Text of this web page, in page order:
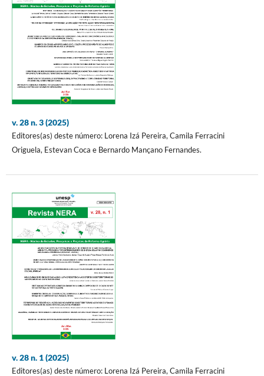
v. 28 n. 3 (2025)
Editores(as) deste número: Lorena Izá Pereira, Camila Ferracini
Origuela, Estevan Coca e Bernardo Mançano Fernandes.
v. 28 n. 1 (2025)
Editores(as) deste número: Lorena Izá Pereira, Camila Ferracini